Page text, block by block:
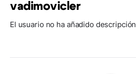
vadimovicler
El usuario no ha añadido descripción